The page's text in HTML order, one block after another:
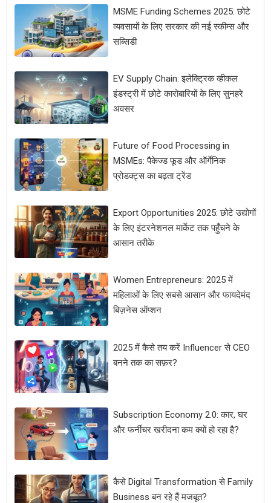
MSME Funding Schemes 2025: छोटे
व्यवसायों के लिए सरकार की नई स्कीम्स और
सब्सिडी
EV Supply Chain: इलेक्ट्रिक व्हीकल
इंडस्ट्री में छोटे कारोबारियों के लिए सुनहरे
अवसर
Future of Food Processing in
MSMEs: पैकेज्ड फूड और ऑर्गेनिक
प्रोडक्ट्स का बढ़ता ट्रेंड
Export Opportunities 2025: छोटे उद्योगों
के लिए इंटरनेशनल मार्केट तक पहुँचने के
आसान तरीके
Women Entrepreneurs: 2025 में
महिलाओं के लिए सबसे आसान और फायदेमंद
बिज़नेस ऑप्शन
2025 में कैसे तय करें Influencer से CEO
बनने तक का सफ़र?
Subscription Economy 2.0: कार, घर
और फर्नीचर खरीदना कम क्यों हो रहा है?
कैसे Digital Transformation से Family
Business बन रहे हैं मजबूत?